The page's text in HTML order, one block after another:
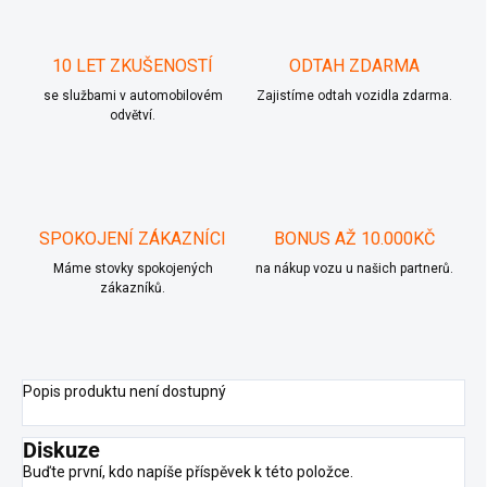
10 LET ZKUŠENOSTÍ
se službami v automobilovém
odvětví.
ODTAH ZDARMA
Zajistíme odtah vozidla zdarma.
SPOKOJENÍ ZÁKAZNÍCI
Máme stovky spokojených
zákazníků.
BONUS AŽ 10.000KČ
na nákup vozu u našich partnerů.
Popis produktu není dostupný
Diskuze
Buďte první, kdo napíše příspěvek k této položce.